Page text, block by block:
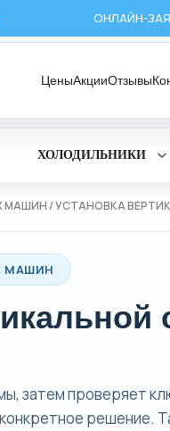
ОНЛАЙН-
ЦеныАкцииОтзывы
ХОЛОДИЛЬНИКИ
МАШИН /УСТАНОВКА
МАШИН
затем проверяет
решение.